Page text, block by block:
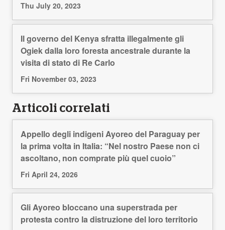
Thu July 20, 2023
Il governo del Kenya sfratta illegalmente gli
Ogiek dalla loro foresta ancestrale durante la
visita di stato di Re Carlo
Fri November 03, 2023
Articoli correlati
Appello degli indigeni Ayoreo del Paraguay per
la prima volta in Italia: “Nel nostro Paese non ci
ascoltano, non comprate più quel cuoio”
Fri April 24, 2026
Gli Ayoreo bloccano una superstrada per
protesta contro la distruzione del loro territorio